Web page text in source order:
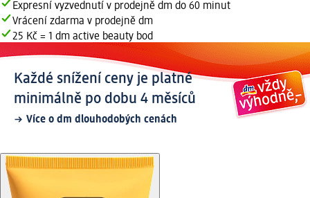
Expresní vyzvednutí v prodejně dm do 60 minut
Vrácení zdarma v prodejně dm
25 Kč = 1 dm active beauty bod
Každé snížení ceny je platné
minimálně po dobu 4 měsíců
Více o dm dlouhodobých cenách